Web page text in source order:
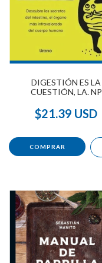
DIGESTIÓN ES LA
CUESTIÓN, LA. NP
$21.39 USD